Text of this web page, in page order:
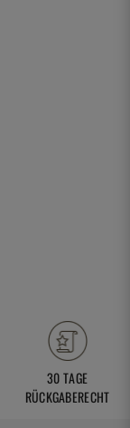
30 TAGE
RÜCKGABERECHT